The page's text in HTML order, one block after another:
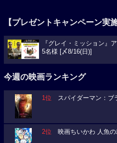
【プレゼントキャンペーン実施
『グレイ・ミッション』
5名様 [〆8/16(日)]
今週の映画ランキング
1位 スパイダーマン：ブ
2位 映画ちいかわ 人魚の